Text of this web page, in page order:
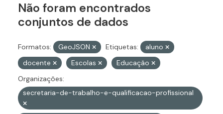
Não foram encontrados
conjuntos de dados
Formatos: GeoJSON Etiquetas:
aluno
docente
Escolas
Educação
Organizações:
secretaria-de-trabalho-e-qualificacao-profissional